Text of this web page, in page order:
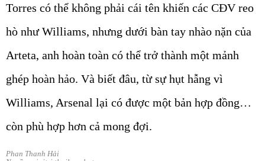
Torres có thể không phải cái tên khiến các CĐV reo
hò như Williams, nhưng dưới bàn tay nhào nặn của
Arteta, anh hoàn toàn có thể trở thành một mảnh
ghép hoàn hảo. Và biết đâu, từ sự hụt hẫng vì
Williams, Arsenal lại có được một bản hợp đồng…
còn phù hợp hơn cả mong đợi.
Phan Thanh Hải